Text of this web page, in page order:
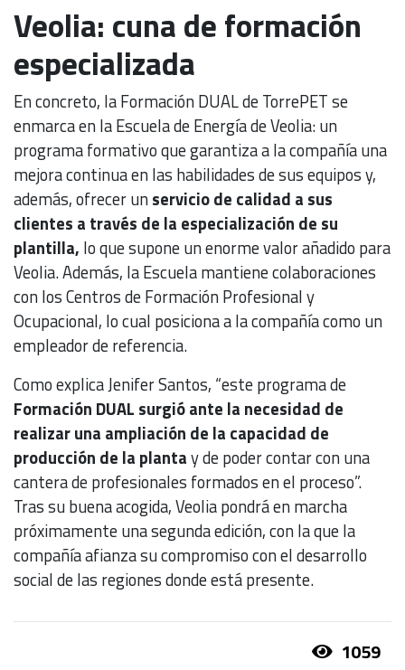
Veolia: cuna de formación
especializada
En concreto, la Formación DUAL de TorrePET se
enmarca en la Escuela de Energía de Veolia: un
programa formativo que garantiza a la compañía una
mejora continua en las habilidades de sus equipos y,
además, ofrecer unservicio de calidad a sus
clientes a través de la especialización de su
plantilla, lo que supone un enorme valor añadido para
Veolia. Además, la Escuela mantiene colaboraciones
con los Centros de Formación Profesional y
Ocupacional, lo cual posiciona a la compañía como un
empleador de referencia.
Como explica Jenifer Santos, “este programa de
Formación DUAL surgió ante la necesidad de
realizar una ampliación de la capacidad de
producción de la plantay de poder contar con una
cantera de profesionales formados en el proceso”.
Tras su buena acogida, Veolia pondrá en marcha
próximamente una segunda edición, con la que la
compañía afianza su compromiso con el desarrollo
social de las regiones donde está presente.
1059